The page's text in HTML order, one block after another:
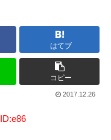
Powered by livedoor 相互RSS
はてブ
コピー
2017.12.26
ID:e86